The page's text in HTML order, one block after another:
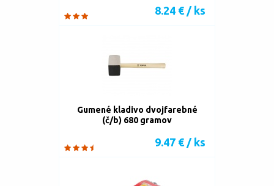
8.24 € / ks
Gumené kladivo dvojfarebné
(č/b) 680 gramov
9.47 € / ks